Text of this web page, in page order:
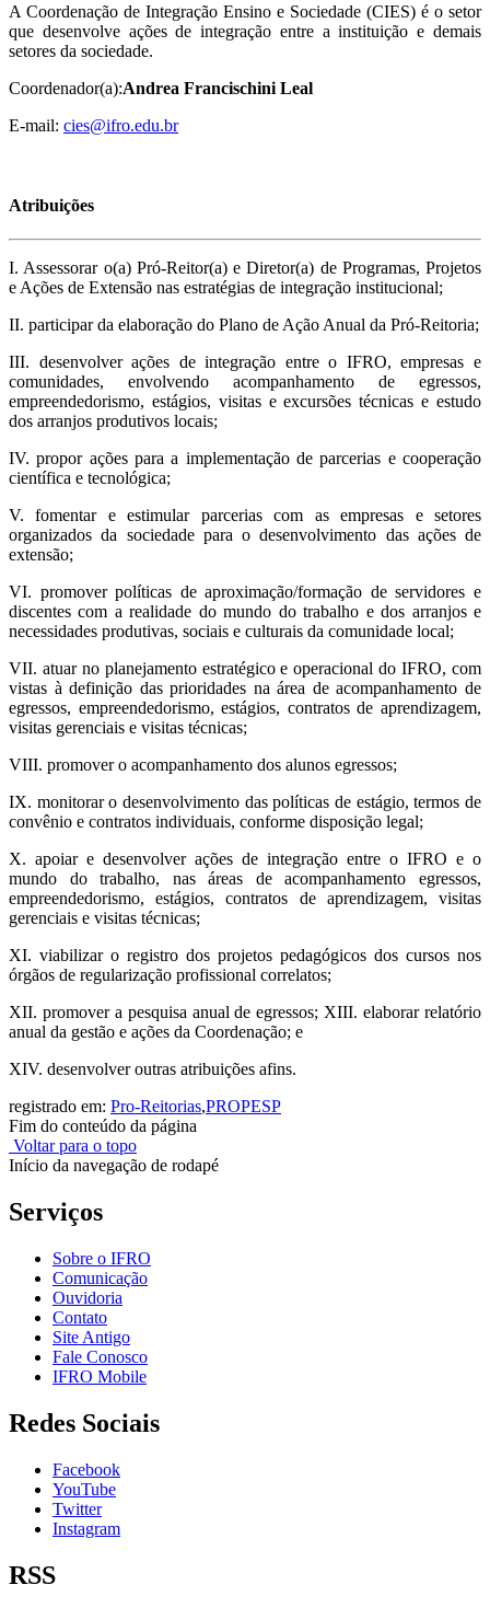
A Coordenação de Integração Ensino e Sociedade (CIES) é o setor
que desenvolve ações de integração entre a instituição e demais
setores da sociedade.
Coordenador(a):Andrea Francischini Leal
E-mail: cies@ifro.edu.br
Atribuições
I. Assessorar o(a) Pró-Reitor(a) e Diretor(a) de Programas, Projetos
e Ações de Extensão nas estratégias de integração institucional;
II. participar da elaboração do Plano de Ação Anual da Pró-Reitoria;
III. desenvolver ações de integração entre o IFRO, empresas e
comunidades, envolvendo acompanhamento de egressos,
empreendedorismo, estágios, visitas e excursões técnicas e estudo
dos arranjos produtivos locais;
IV. propor ações para a implementação de parcerias e cooperação
científica e tecnológica;
V. fomentar e estimular parcerias com as empresas e setores
organizados da sociedade para o desenvolvimento das ações de
extensão;
VI. promover políticas de aproximação/formação de servidores e
discentes com a realidade do mundo do trabalho e dos arranjos e
necessidades produtivas, sociais e culturais da comunidade local;
VII. atuar no planejamento estratégico e operacional do IFRO, com
vistas à definição das prioridades na área de acompanhamento de
egressos, empreendedorismo, estágios, contratos de aprendizagem,
visitas gerenciais e visitas técnicas;
VIII. promover o acompanhamento dos alunos egressos;
IX. monitorar o desenvolvimento das políticas de estágio, termos de
convênio e contratos individuais, conforme disposição legal;
X. apoiar e desenvolver ações de integração entre o IFRO e o
mundo do trabalho, nas áreas de acompanhamento egressos,
empreendedorismo, estágios, contratos de aprendizagem, visitas
gerenciais e visitas técnicas;
XI. viabilizar o registro dos projetos pedagógicos dos cursos nos
órgãos de regularização profissional correlatos;
XII. promover a pesquisa anual de egressos; XIII. elaborar relatório
anual da gestão e ações da Coordenação; e
XIV. desenvolver outras atribuições afins.
registrado em: Pro-Reitorias,PROPESP
Fim do conteúdo da página
Voltar para o topo
Início da navegação de rodapé
Serviços
Sobre o IFRO
Comunicação
Ouvidoria
Contato
Site Antigo
Fale Conosco
IFRO Mobile
Redes Sociais
Facebook
YouTube
Twitter
Instagram
RSS